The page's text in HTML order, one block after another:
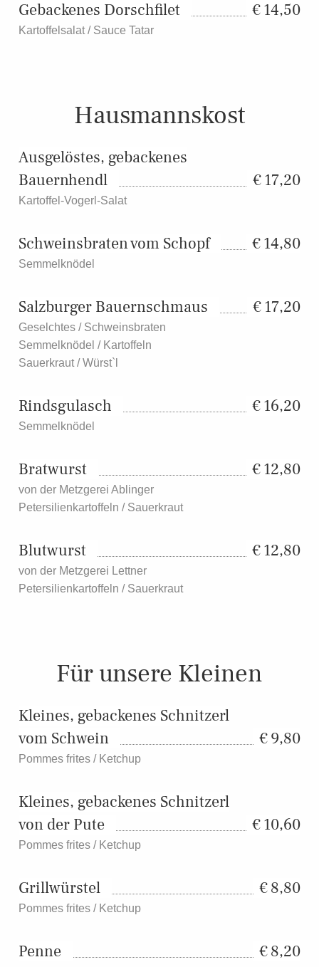
Gebackenes Dorschfilet 14,50
Kartoffelsalat / Sauce Tatar
Hausmannskost
Ausgelöstes, gebackenes
Bauernhendl
17,20
Kartoffel-Vogerl-Salat
Schweinsbraten vom Schopf 14,80
Semmelknödel
Salzburger Bauernschmaus 17,20
Geselchtes / Schweinsbraten
Semmelknödel / Kartoffeln
Sauerkraut / Würst`l
Rindsgulasch 16,20
Semmelknödel
Bratwurst 12,80
von der Metzgerei Ablinger
Petersilienkartoffeln / Sauerkraut
Blutwurst 12,80
von der Metzgerei Lettner
Petersilienkartoffeln / Sauerkraut
Für unsere Kleinen
Kleines, gebackenes Schnitzerl
vom Schwein
9,80
Pommes frites / Ketchup
Kleines, gebackenes Schnitzerl
von der Pute
10,60
Pommes frites / Ketchup
Grillwürstel 8,80
Pommes frites / Ketchup
Penne 8,20